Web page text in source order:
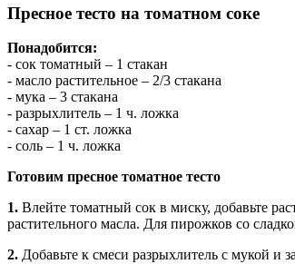
Пресное тесто на томатном соке
Понадобится:
- сок томатный – 1 стакан
- масло растительное – 2/3 стакана
- мука – 3 стакана
- разрыхлитель – 1 ч. ложка
- сахар – 1 ст. ложка
- соль – 1 ч. ложка
Готовим пресное томатное тесто
1. Влейте томатный сок в миску, добавьте
растительного масла. Для пирожков со
2. Добавьте к смеси разрыхлитель с мукой и